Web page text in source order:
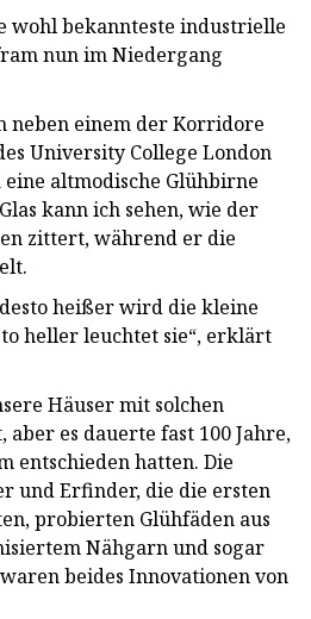
wohl bekannteste industrielle
nun im Niedergang
neben einem der Korridore
University College London
altmodische Glühbirne
kann ich sehen, wie der
zittert, während er die
heißer wird die kleine
heller leuchtet sie“, erklärt
Häuser mit solchen
es dauerte fast 100 Jahre,
entschieden hatten. Die
und Erfinder, die die ersten
probierten Glühfäden aus
Nähgarn und sogar
beides Innovationen von